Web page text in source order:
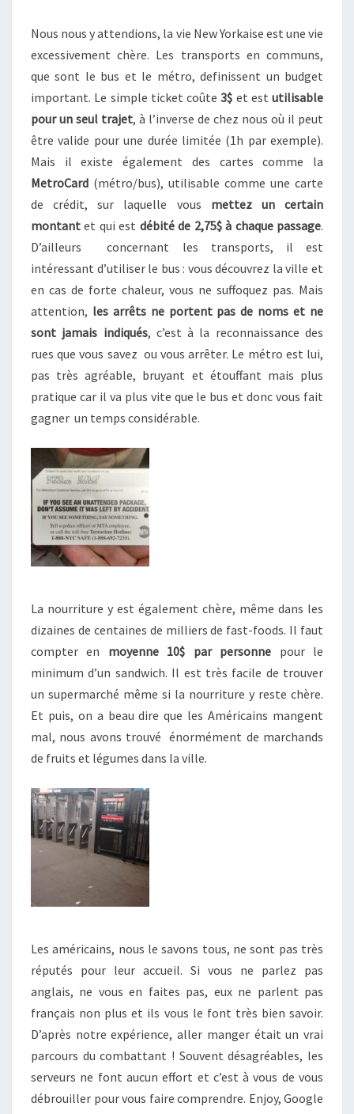
Nous nous y attendions, la vie New Yorkaise est une vie
excessivement chère. Les transports en communs,
que sont le bus et le métro, definissent un budget
important. Le simple ticket coûte3$ et est utilisable
pour un seul trajet, à l’inverse de chez nous où il peut
être valide pour une durée limitée (1h par exemple).
Mais il existe également des cartes comme la
MetroCard (métro/bus), utilisable comme une carte
de crédit, sur laquelle vous mettez un certain
montantet qui est débité de 2,75$ à chaque passage.
D’ailleurs concernant les transports, il est
intéressant d’utiliser le bus : vous découvrez la ville et
en cas de forte chaleur, vous ne suffoquez pas. Mais
attention, les arrêts ne portent pas de noms et ne
sont jamais indiqués, c’est à la reconnaissance des
rues que vous savez ou vous arrêter. Le métro est lui,
pas très agréable, bruyant et étouffant mais plus
pratique car il va plus vite que le bus et donc vous fait
gagner un temps considérable.
La nourriture y est également chère, même dans les
dizaines de centaines de milliers de fast-foods. Il faut
compter en moyenne 10$ par personne pour le
minimum d’un sandwich. Il est très facile de trouver
un supermarché même si la nourriture y reste chère.
Et puis, on a beau dire que les Américains mangent
mal, nous avons trouvé énormément de marchands
de fruits et légumes dans la ville.
Les américains, nous le savons tous, ne sont pas très
réputés pour leur accueil. Si vous ne parlez pas
anglais, ne vous en faites pas, eux ne parlent pas
français non plus et ils vous le font très bien savoir.
D’après notre expérience, aller manger était un vrai
parcours du combattant ! Souvent désagréables, les
serveurs ne font aucun effort et c’est à vous de vous
débrouiller pour vous faire comprendre. Enjoy, Google